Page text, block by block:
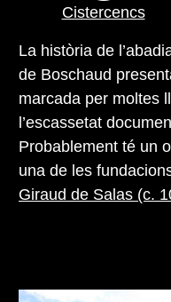
Cistercencs
La història de
de Boschaud
marcada per moltes
l’escassetat
Probablement té un
una de les
Giraud de Salas (c.